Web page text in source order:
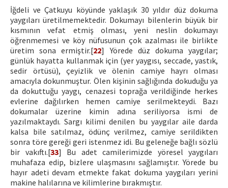
İğdeli ve Çatkuyu köyünde yaklaşık 30 yıldır düz dokuma
yaygıları üretilmemektedir. Dokumayı bilenlerin büyük bir
kısmının vefat etmiş olması, yeni neslin dokumayı
öğrenmemesi ve köy nüfusunun çok azalması ile birlikte
üretim sona ermiştir.[22] Yörede düz dokuma yaygılar;
günlük hayatta kullanmak için (yer yaygısı, seccade, yastık,
sedir örtüsü), çeyizlik ve ölenin camiye hayrı olması
amacıyla dokunmuştur. Ölen kişinin sağlığında dokuduğu ya
da dokuttuğu yaygı, cenazesi toprağa verildiğinde herkes
evlerine dağılırken hemen camiye serilmekteydi. Bazı
dokumalar üzerine kimin adına seriliyorsa ismi de
yazılmaktaydı. Sargı kilimi denilen bu yaygılar aile darda
kalsa bile satılmaz, ödünç verilmez, camiye serildikten
sonra töre gereği geri istenmez idi. Bu geleneğe bağlı sözlü
bir vakıftı.[33] Bu adet camilerimizde yöresel yaygıları
muhafaza edip, bizlere ulaşmasını sağlamıştır. Yörede bu
hayır adeti devam etmekte fakat dokuma yaygıları yerini
makine halılarına ve kilimlerine bırakmıştır.